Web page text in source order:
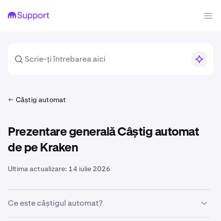
Câștig automat
Prezentare generală Câștig automat
de pe Kraken
Ultima actualizare: 14 iulie 2026
Ce este câștigul automat?